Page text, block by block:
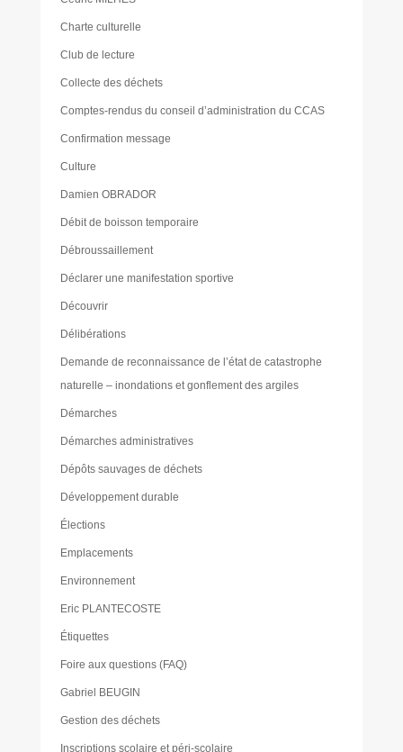
Charte culturelle
Club de lecture
Collecte des déchets
Comptes-rendus du conseil d’administration du CCAS
Confirmation message
Culture
Damien OBRADOR
Débit de boisson temporaire
Débroussaillement
Déclarer une manifestation sportive
Découvrir
Délibérations
Demande de reconnaissance de l’état de catastrophe
naturelle – inondations et gonflement des argiles
Démarches
Démarches administratives
Dépôts sauvages de déchets
Développement durable
Élections
Emplacements
Environnement
Eric PLANTECOSTE
Étiquettes
Foire aux questions (FAQ)
Gabriel BEUGIN
Gestion des déchets
Inscriptions scolaire et péri-scolaire